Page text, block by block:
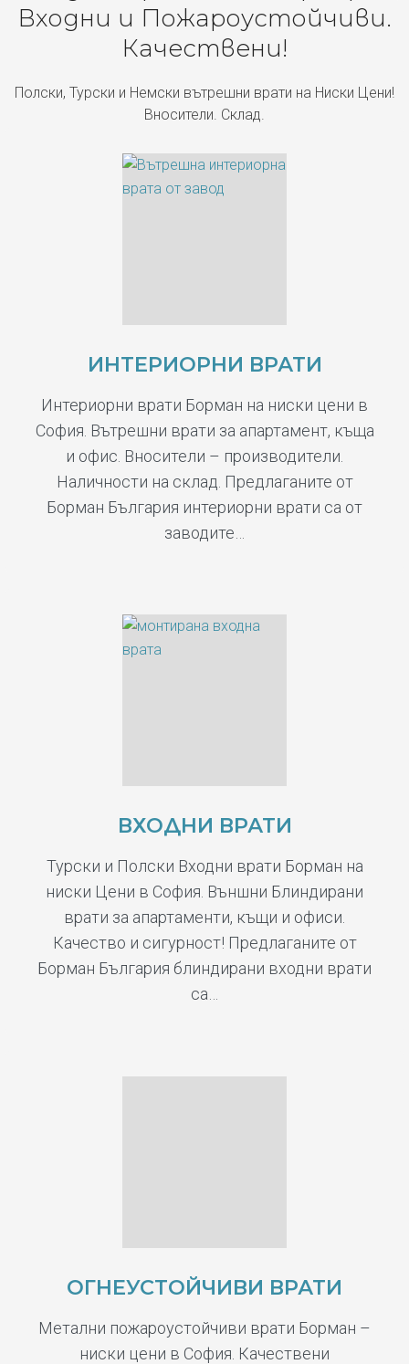
Входни и Пожароустойчиви.
Качествени!
Полски, Турски и Немски вътрешни врати на Ниски Цени!
Вносители. Склад.
ИНТЕРИОРНИ ВРАТИ
Интериорни врати Борман на ниски цени в
София. Вътрешни врати за апартамент, къща
и офис. Вносители – производители.
Наличности на склад. Предлаганите от
Борман България интериорни врати са от
заводите…
ВХОДНИ ВРАТИ
Турски и Полски Входни врати Борман на
ниски Цени в София. Външни Блиндирани
врати за апартаменти, къщи и офиси.
Качество и сигурност! Предлаганите от
Борман България блиндирани входни врати
са…
ОГНЕУСТОЙЧИВИ ВРАТИ
Метални пожароустойчиви врати Борман –
ниски цени в София. Качествени